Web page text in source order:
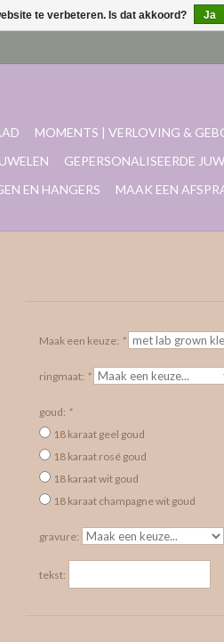
MOMENTS | VERLOVING &
GEPERSONALISEERDE
EN HANGERS MAAK EEN
Maak een keuze: *
ringmaat: *
goud: *
18 karaat geel goud
18 karaat rosé goud
18 karaat wit goud
18 karaat champagne wit goud
gravure:
tekst:
te verbeteren. Is dat akkoord? Ja